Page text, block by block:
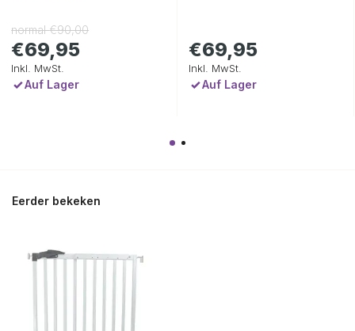
normal€90,00
€69,95
Inkl. MwSt.
Auf Lager
€69,95
Inkl. MwSt.
Auf Lager
Eerder bekeken